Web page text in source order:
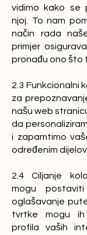
vidimo kako se
njoj. To nam
način rada
primjer
pronađu ono što
2.3 Funkcionalni
za
našu web
da
i zapamtimo
određenim
2.4 Ciljanje
mogu
oglašavanje
tvrtke mogu
profila vaših